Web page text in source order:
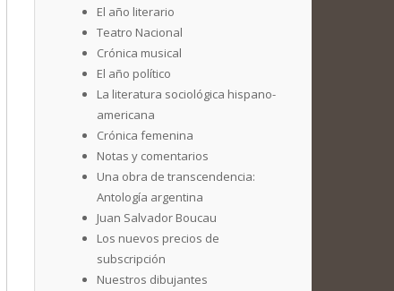
El año literario
Teatro Nacional
Crónica musical
El año político
La literatura sociológica hispano-
americana
Crónica femenina
Notas y comentarios
Una obra de transcendencia:
Antología argentina
Juan Salvador Boucau
Los nuevos precios de
subscripción
Nuestros dibujantes